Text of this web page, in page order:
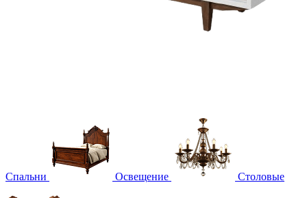
Спальни Освещение Столовые